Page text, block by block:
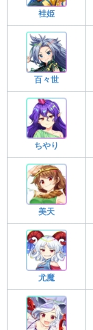
袿姫
百々世
ちやり
美天
尤魔